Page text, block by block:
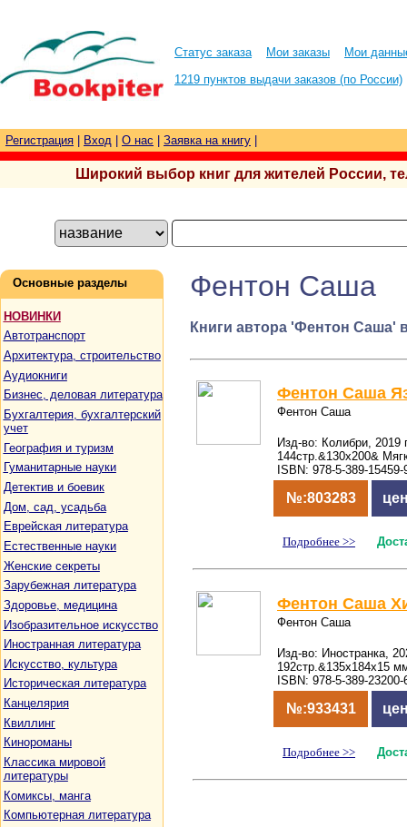
Статус заказа Мои заказы
Мои
1219 пунктов выдачи заказов (по России)
Регистрация Вход О нас Заявка на книгу
Широкий выбор книг для жителей России,
Основные разделы
НОВИНКИ
Автотранспорт
Архитектура, строительство
Аудиокниги
Бизнес, деловая литература
Бухгалтерия, бухгалтерский
учет
География и туризм
Гуманитарные науки
Детектив и боевик
Дом, сад, усадьба
Еврейская литература
Естественные науки
Женские секреты
Зарубежная литература
Здоровье, медицина
Изобразительное искусство
Иностранная литература
Искусство, культура
Историческая литература
Канцелярия
Квиллинг
Кинороманы
Классика мировой
литературы
Комиксы, манга
Компьютерная литература
Фентон Саша
Книги автора 'Фентон Саша'
Фентон Саша
Фентон Саша
Изд-во: Колибри, 2019
144стр.&130x200&
ISBN: 978-5-389-15459-
№:803283
Подробнее >>
Фентон Саша
Фентон Саша
Изд-во: Иностранка,
192стр.&135x184x15
ISBN: 978-5-389-23200-
№:933431
Подробнее >>